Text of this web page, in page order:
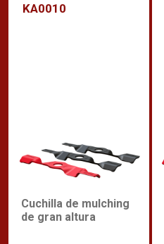
KA0010
Cuchilla de mulching
de gran altura